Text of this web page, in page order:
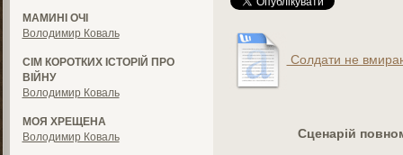
МАМИНІ ОЧІ
Володимир Коваль
СІМ КОРОТКИХ ІСТОРІЙ ПРО
ВІЙНУ
Володимир Коваль
МОЯ ХРЕЩЕНА
Володимир Коваль
Солдати не
Сценарій